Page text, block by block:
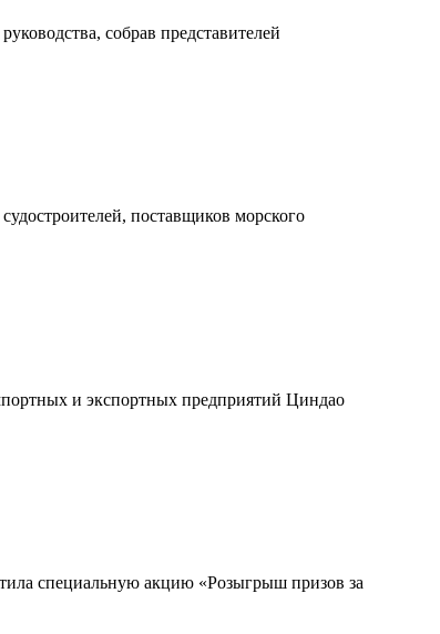
собрав представителей
поставщиков морского
и экспортных предприятий Циндао
специальную акцию «Розыгрыш призов за